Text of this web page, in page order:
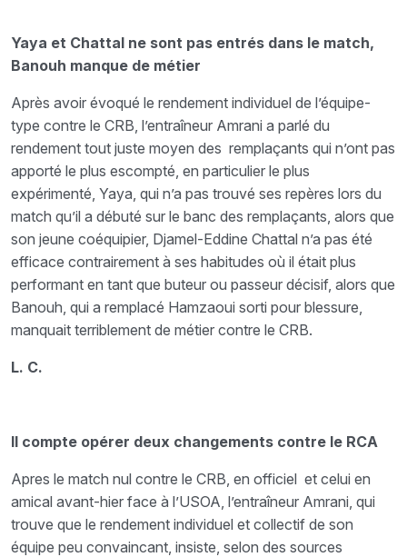
Yaya et Chattal ne sont pas entrés dans le match,
Banouh manque de métier
Après avoir évoqué le rendement individuel de l’équipe-
type contre le CRB, l’entraîneur Amrani a parlé du
rendement tout juste moyen des remplaçants qui n’ont pas
apporté le plus escompté, en particulier le plus
expérimenté, Yaya, qui n’a pas trouvé ses repères lors du
match qu’il a débuté sur le banc des remplaçants, alors que
son jeune coéquipier, Djamel-Eddine Chattal n’a pas été
efficace contrairement à ses habitudes où il était plus
performant en tant que buteur ou passeur décisif, alors que
Banouh, qui a remplacé Hamzaoui sorti pour blessure,
manquait terriblement de métier contre le CRB.
L. C.
Il compte opérer deux changements contre le RCA
Apres le match nul contre le CRB, en officiel et celui en
amical avant-hier face à l’USOA, l’entraîneur Amrani, qui
trouve que le rendement individuel et collectif de son
équipe peu convaincant, insiste, selon des sources